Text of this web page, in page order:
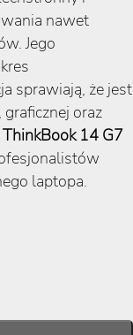
nawet
Jego
sprawiają, że jest
oraz
ThinkBook 14 G7
laptopa.